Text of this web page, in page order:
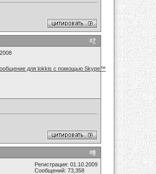
#7
#8
Регистрация: 01.10.2009
Сообщений: 73,358